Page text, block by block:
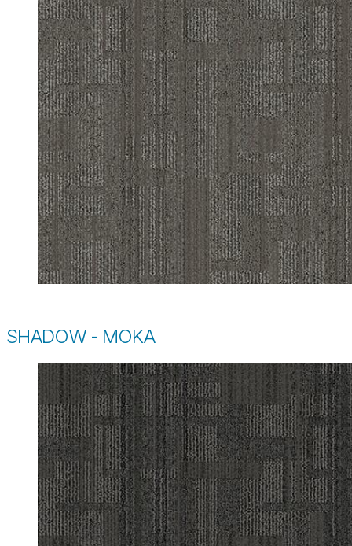
SHADOW - MOKA